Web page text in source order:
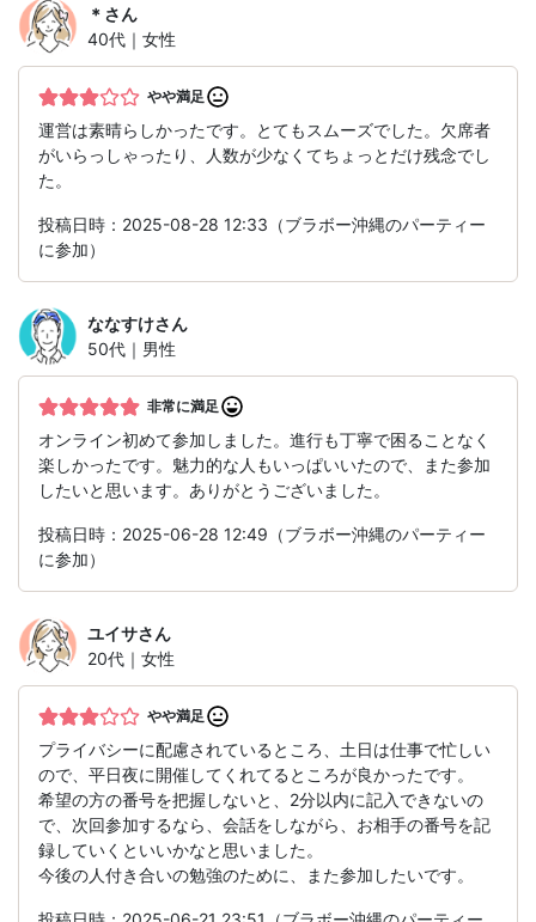
＊ さん
40代｜女性
やや満足
運営は素晴らしかったです。とてもスムーズでした。欠席者
がいらっしゃったり、人数が少なくてちょっとだけ残念でし
た。
投稿日時：2025-08-28 12:33（ブラボー沖縄のパーティー
に参加）
ななすけさん
50代｜男性
非常に満足
オンライン初めて参加しました。進行も丁寧で困ることなく
楽しかったです。魅力的な人もいっぱいいたので、また参加
したいと思います。ありがとうございました。
投稿日時：2025-06-28 12:49（ブラボー沖縄のパーティー
に参加）
ユイサさん
20代｜女性
やや満足
プライバシーに配慮されているところ、土日は仕事で忙しい
ので、平日夜に開催してくれてるところが良かったです。
希望の方の番号を把握しないと、2分以内に記入できないの
で、次回参加するなら、会話をしながら、お相手の番号を記
録していくといいかなと思いました。
今後の人付き合いの勉強のために、また参加したいです。